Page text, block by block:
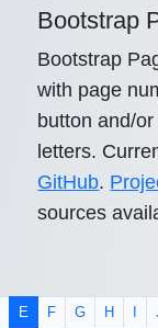
Bootstrap
Bootstrap
with page
button and/
letters.
GitHub.
sources
E F G H